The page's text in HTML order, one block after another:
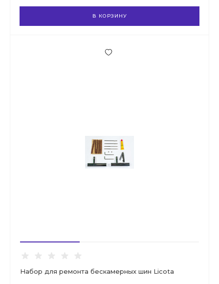
В КОРЗИНУ
Набор для ремонта бескамерных шин Licota